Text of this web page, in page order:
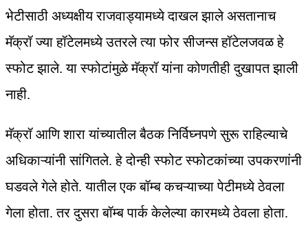
भेटीसाठी अध्यक्षीय राजवाड्यामध्ये दाखल झाले असतानाच
मॅक्रॉ ज्या हॉटेलमध्ये उतरले त्या फोर सीजन्स हॉटेलजवळ हे
स्फोट झाले. या स्फोटांमुळे मॅक्रॉ यांना कोणतीही दुखापत झाली
नाही.
मॅक्रॉ आणि शारा यांच्यातील बैठक निर्विघ्नपणे सुरू राहिल्याचे
अधिकाऱ्यांनी सांगितले. हे दोन्ही स्फोट स्फोटकांच्या उपकरणांनी
घडवले गेले होते. यातील एक बॉम्ब कचऱ्याच्या पेटीमध्ये ठेवला
गेला होता. तर दुसरा बॉम्ब पार्क केलेल्या कारमध्ये ठेवला होता.